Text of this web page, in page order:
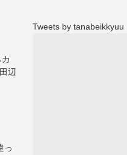
辺
っ
Tweets by tanabeikkyuu